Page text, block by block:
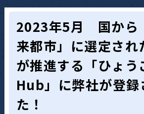
2023年5月 国から
来都市」に選定され
が推進する「ひょう
Hub」に弊社が登録
た！